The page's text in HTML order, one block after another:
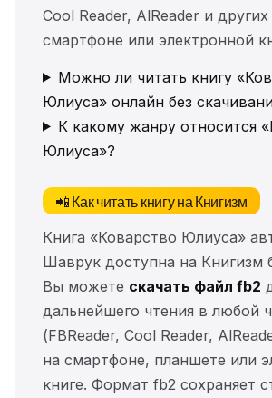
Cool Reader, AlReader и
смартфоне или электронной
Можно ли читать книгу
Юлиуса» онлайн без
К какому жанру относится
Юлиуса»?
📲 Как читать книгу на Книгизм
Книга «Коварство Юлиуса»
Шаврук доступна на Книгизм
Вы можете скачать файл fb2
дальнейшего чтения в любой
(FBReader, Cool Reader,
на смартфоне, планшете или
книге. Формат fb2 сохраняет